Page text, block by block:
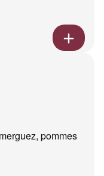
pommes